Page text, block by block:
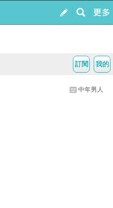
我的
訂閱
中年男人